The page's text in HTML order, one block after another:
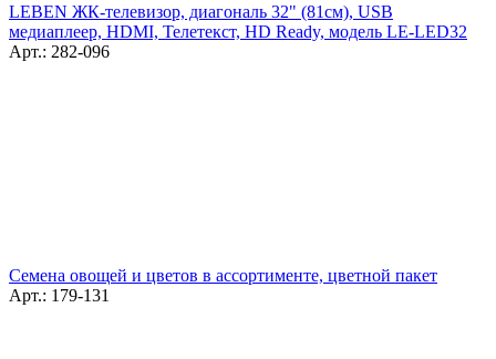
LEBEN ЖК-телевизор, диагональ 32" (81см), USB
медиаплеер, HDMI, Телетекст, HD Ready, модель LE-LED32
Арт.: 282-096
Семена овощей и цветов в ассортименте, цветной пакет
Арт.: 179-131